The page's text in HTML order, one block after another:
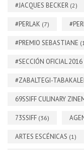
#JACQUES BECKER (2)
#PERLAK (7)
#PREMIO SEBASTIANE
#SECCIÓN OFICIAL 2016
#ZABALTEGI-
69SSIFF CULINARY
73SSIFF (36)
ARTES ESCÉNICAS (1)